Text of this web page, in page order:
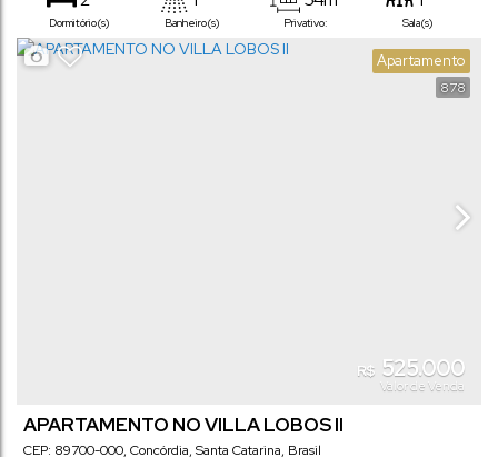
Dormitório(s) Banheiro(s) Privativo: Sala(s)
878
Apartamento
R$ 525.000
Valor de Venda
APARTAMENTO NO VILLA LOBOS II
CEP: 89700-000, Concórdia, Santa Catarina, Brasil